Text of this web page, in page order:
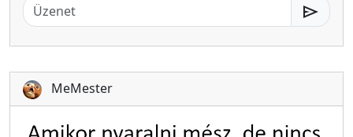
send
MeMester